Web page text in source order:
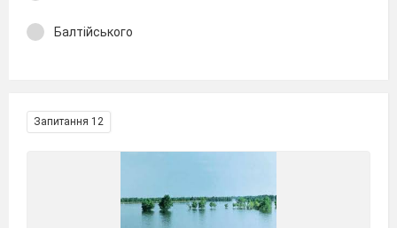
Балтійського
Запитання 12